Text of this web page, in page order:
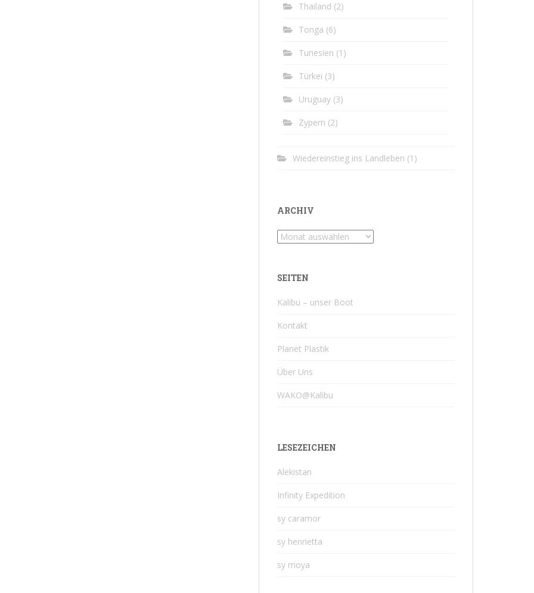
Thailand (2)
Tonga (6)
Tunesien (1)
Türkei (3)
Uruguay (3)
Zypern (2)
Wiedereinstieg ins Landleben (1)
ARCHIV
Archiv
SEITEN
Kalibu – unser Boot
Kontakt
Planet Plastik
Über Uns
WAKO@Kalibu
LESEZEICHEN
Alekistan
Infinity Expedition
sy caramor
sy henrietta
sy moya